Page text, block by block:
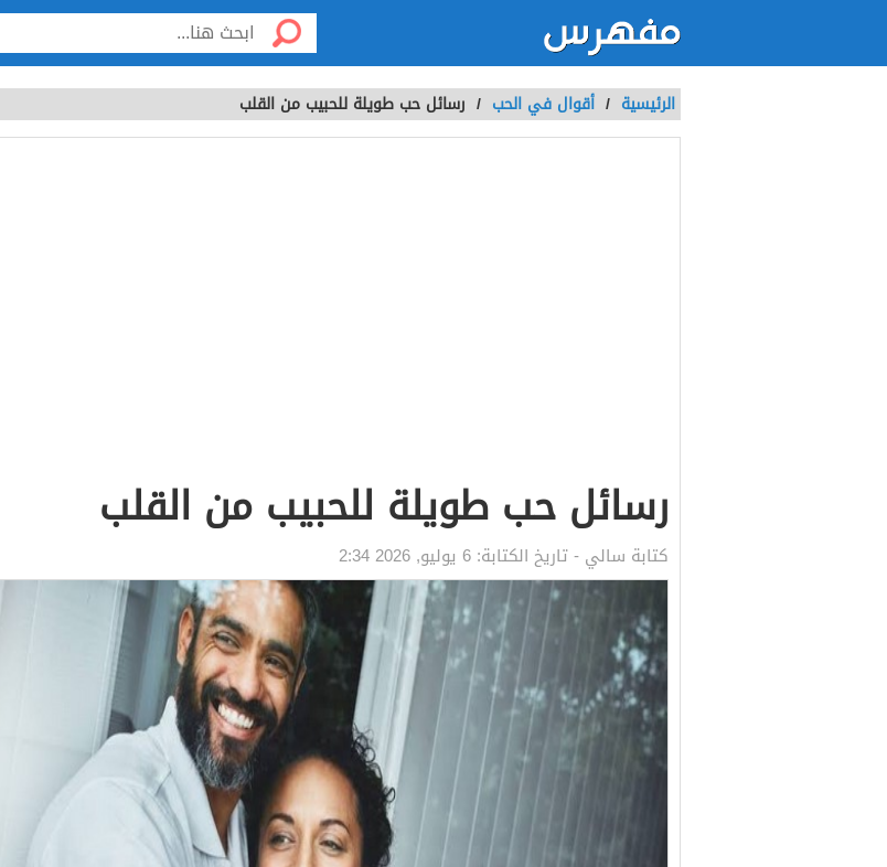
الرئيسية / أقوال في الحب / رسائل حب طويلة للحبيب من القلب
رسائل حب طويلة للحبيب من القلب
كتابة سالي - تاريخ الكتابة: 6 يوليو, 2026 2:34